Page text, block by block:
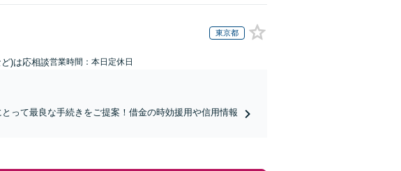
東京都
)は応相談営業時間：本日定休日
って最良な手続きをご提案！借金の時効援用や信用情報